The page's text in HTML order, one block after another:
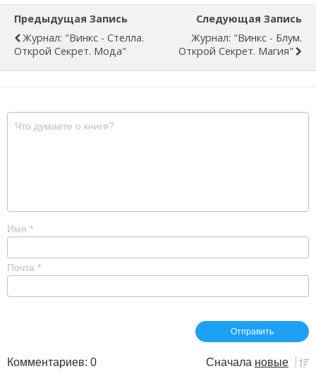
Предыдущая Запись
Журнал: "Винкс - Стелла.
Открой Секрет. Мода"
Следующая Запись
Журнал: "Винкс - Блум.
Открой Секрет. Магия"
Имя *
Почта *
Комментариев: 0 Сначала новые